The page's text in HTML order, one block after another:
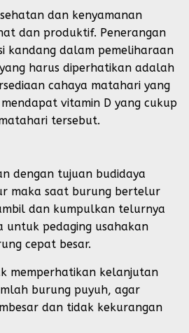
dan kenyamanan
dan produktif. Penerangan
kandang dalam pemeliharaan
harus diperhatikan adalah
cahaya matahari yang
vitamin D yang cukup
tersebut.
dengan tujuan budidaya
maka saat burung bertelur
dan kumpulkan telurnya
untuk pedaging usahakan
cepat besar.
memperhatikan kelanjutan
burung puyuh, agar
dan tidak kekurangan